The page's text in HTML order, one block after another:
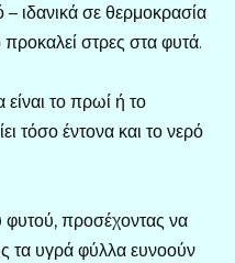
– ιδανικά σε θερμοκρασία
στρες στα φυτά.
το πρωί ή το
τόσο έντονα και το νερό
φυτού, προσέχοντας να
τα υγρά φύλλα ευνοούν